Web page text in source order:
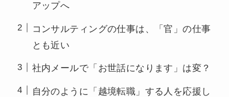
アップへ
コンサルティングの仕事は、「官」の仕事
とも近い
社内メールで「お世話になります」は変？
自分のように「越境転職」する人を応援し